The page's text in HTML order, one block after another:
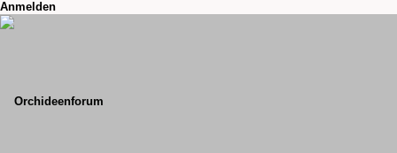
Anmelden